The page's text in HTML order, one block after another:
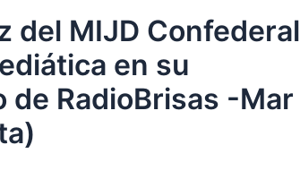
del MIJD Confederal
en su
RadioBrisas -Mar